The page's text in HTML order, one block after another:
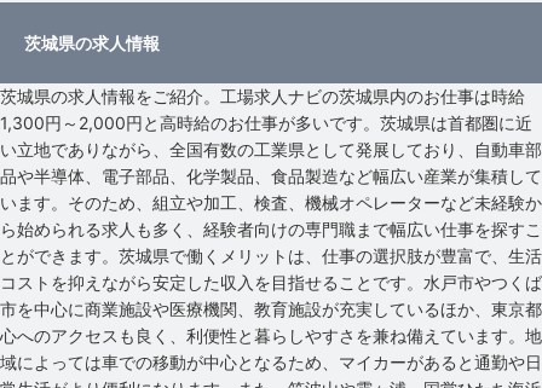
茨城県の求人情報
茨城県の求人情報をご紹介。工場求人ナビの茨城県内のお仕事は時給
1,300円～2,000円と高時給のお仕事が多いです。茨城県は首都圏に近
い立地でありながら、全国有数の工業県として発展しており、自動車部
品や半導体、電子部品、化学製品、食品製造など幅広い産業が集積して
います。そのため、組立や加工、検査、機械オペレーターなど未経験か
ら始められる求人も多く、経験者向けの専門職まで幅広い仕事を探すこ
とができます。茨城県で働くメリットは、仕事の選択肢が豊富で、生活
コストを抑えながら安定した収入を目指せることです。水戸市やつくば
市を中心に商業施設や医療機関、教育施設が充実しているほか、東京都
心へのアクセスも良く、利便性と暮らしやすさを兼ね備えています。地
域によっては車での移動が中心となるため、マイカーがあると通勤や日